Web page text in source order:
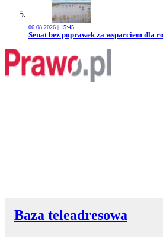
06.08.2026 | 15:45
Przejdź do artykułu:
Senat bez poprawek za wsparciem dla
Baza teleadresowa